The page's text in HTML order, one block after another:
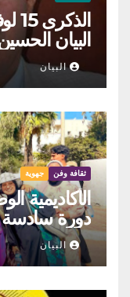
البيان
عاش شامخا
البيان
ثقافة وفن جهوية
الأكاديمية
دورة
المنستير
البيان